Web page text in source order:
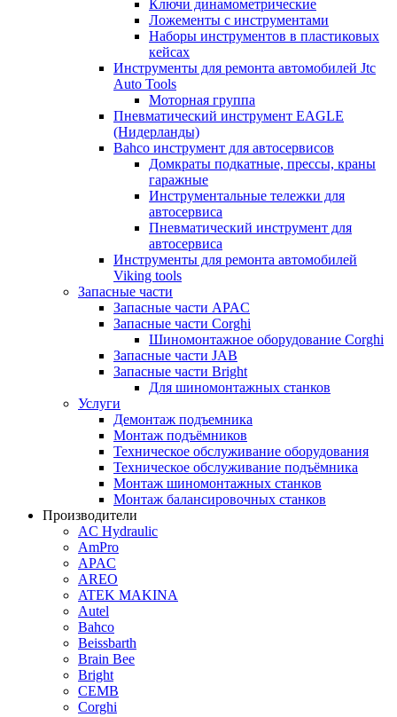
Ключи динамометрические
Ложементы с инструментами
Наборы инструментов в пластиковых
кейсах
Инструменты для ремонта автомобилей Jtc
Auto Tools
Моторная группа
Пневматический инструмент EAGLE
(Нидерланды)
Bahco инструмент для автосервисов
Домкраты подкатные, прессы, краны
гаражные
Инструментальные тележки для
автосервиса
Пневматический инструмент для
автосервиса
Инструменты для ремонта автомобилей
Viking tools
Запасные части
Запасные части APAC
Запасные части Corghi
Шиномонтажное оборудование Corghi
Запасные части JAB
Запасные части Bright
Для шиномонтажных станков
Услуги
Демонтаж подъемника
Монтаж подъёмников
Техническое обслуживание оборудования
Техническое обслуживание подъёмника
Монтаж шиномонтажных станков
Монтаж балансировочных станков
Производители
AC Hydraulic
AmPro
APAC
AREO
ATEK MAKINA
Autel
Bahco
Beissbarth
Brain Bee
Bright
CEMB
Corghi